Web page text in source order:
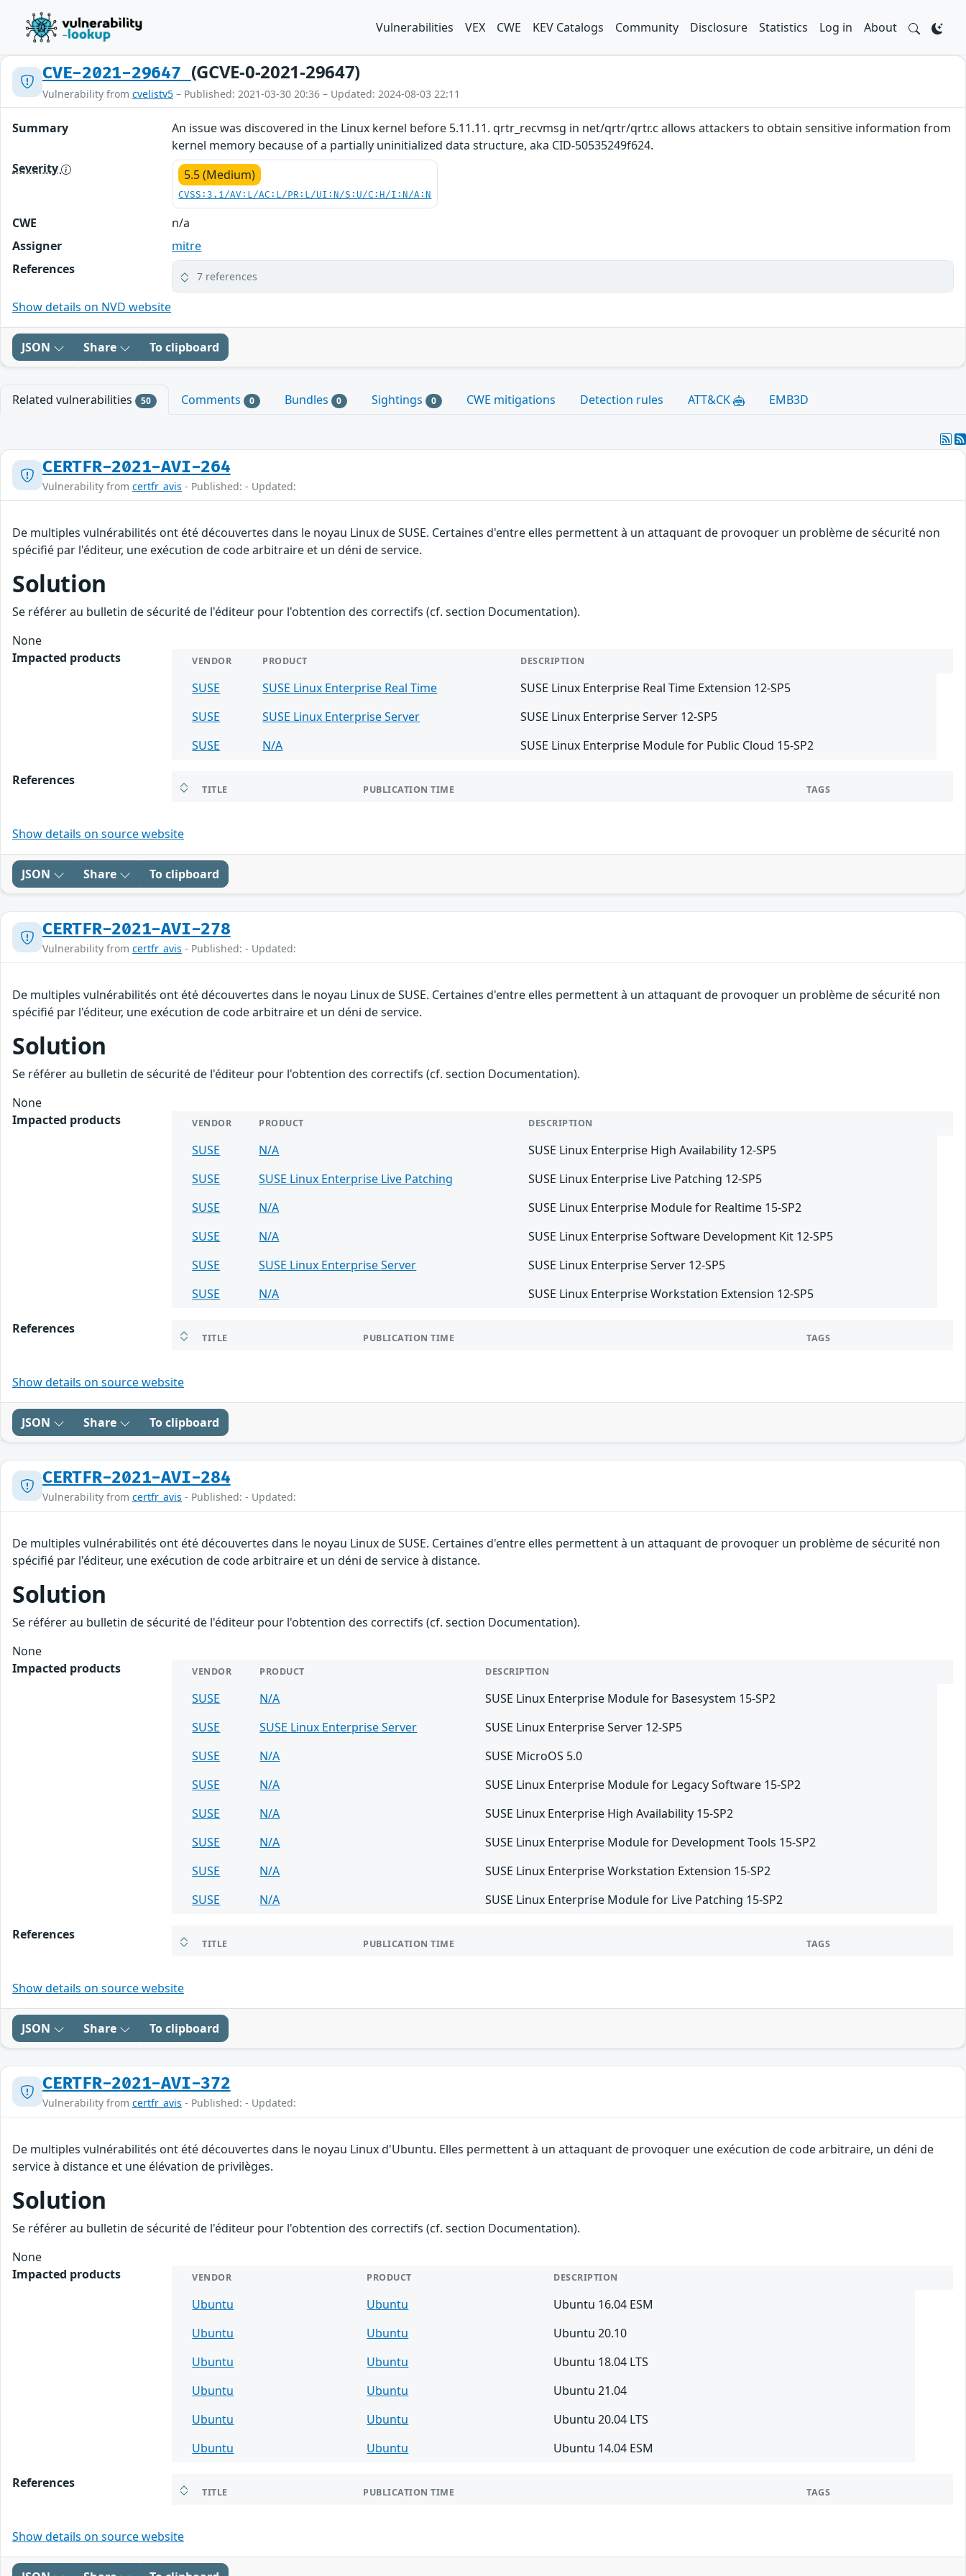
Vulnerabilities VEX CWE KEV Catalogs Community Disclosure Statistics Log in About
CVE-2021-29647 (GCVE-0-2021-29647)
Vulnerability from cvelistv5 – Published: 2021-03-30 20:36 – Updated: 2024-08-03 22:11
Summary
An issue was discovered in the Linux kernel before 5.11.11. qrtr_recvmsg in net/qrtr/qrtr.c allows attackers to obtain sensitive information from
kernel memory because of a partially uninitialized data structure, aka CID-50535249f624.
Severity
5.5 (Medium)
CVSS:3.1/AV:L/AC:L/PR:L/UI:N/S:U/C:H/I:N/A:N
CWE
n/a
Assigner
mitre
References
7 references
Show details on NVD website
JSON Share To clipboard
Related vulnerabilities 50 Comments 0 Bundles 0 Sightings 0 CWE mitigations Detection rules ATT&CK EMB3D
CERTFR-2021-AVI-264
Vulnerability from certfr_avis - Published: - Updated:
De multiples vulnérabilités ont été découvertes dans le noyau Linux de SUSE. Certaines d'entre elles permettent à un attaquant de provoquer un problème de sécurité non
spécifié par l'éditeur, une exécution de code arbitraire et un déni de service.
Solution
Se référer au bulletin de sécurité de l'éditeur pour l'obtention des correctifs (cf. section Documentation).
None
Impacted products
VENDOR PRODUCT DESCRIPTION
SUSE SUSE Linux Enterprise Real Time
SUSE Linux Enterprise Real Time Extension 12-SP5
SUSE
SUSE Linux Enterprise Server
SUSE Linux Enterprise Server 12-SP5
SUSE
N/A SUSE Linux Enterprise Module for Public Cloud 15-SP2
References
TITLE PUBLICATION TIME TAGS
Show details on source website
JSON Share To clipboard
CERTFR-2021-AVI-278
Vulnerability from certfr_avis - Published: - Updated:
De multiples vulnérabilités ont été découvertes dans le noyau Linux de SUSE. Certaines d'entre elles permettent à un attaquant de provoquer un problème de sécurité non
spécifié par l'éditeur, une exécution de code arbitraire et un déni de service.
Solution
Se référer au bulletin de sécurité de l'éditeur pour l'obtention des correctifs (cf. section Documentation).
None
Impacted products
VENDOR PRODUCT DESCRIPTION
SUSE N/A
SUSE Linux Enterprise High Availability 12-SP5
SUSE
SUSE Linux Enterprise Live Patching
SUSE Linux Enterprise Live Patching 12-SP5
SUSE
N/A
SUSE Linux Enterprise Module for Realtime 15-SP2
SUSE
N/A
SUSE Linux Enterprise Software Development Kit 12-SP5
SUSE
SUSE Linux Enterprise Server
SUSE Linux Enterprise Server 12-SP5
SUSE
N/A SUSE Linux Enterprise Workstation Extension 12-SP5
References
TITLE PUBLICATION TIME TAGS
Show details on source website
JSON Share To clipboard
CERTFR-2021-AVI-284
Vulnerability from certfr_avis - Published: - Updated:
De multiples vulnérabilités ont été découvertes dans le noyau Linux de SUSE. Certaines d'entre elles permettent à un attaquant de provoquer un problème de sécurité non
spécifié par l'éditeur, une exécution de code arbitraire et un déni de service à distance.
Solution
Se référer au bulletin de sécurité de l'éditeur pour l'obtention des correctifs (cf. section Documentation).
None
Impacted products
VENDOR PRODUCT DESCRIPTION
SUSE N/A
SUSE Linux Enterprise Module for Basesystem 15-SP2
SUSE
SUSE Linux Enterprise Server
SUSE Linux Enterprise Server 12-SP5
SUSE
N/A
SUSE MicroOS 5.0
SUSE
N/A
SUSE Linux Enterprise Module for Legacy Software 15-SP2
SUSE
N/A
SUSE Linux Enterprise High Availability 15-SP2
SUSE
N/A
SUSE Linux Enterprise Module for Development Tools 15-SP2
SUSE
N/A
SUSE Linux Enterprise Workstation Extension 15-SP2
SUSE
N/A SUSE Linux Enterprise Module for Live Patching 15-SP2
References
TITLE PUBLICATION TIME TAGS
Show details on source website
JSON Share To clipboard
CERTFR-2021-AVI-372
Vulnerability from certfr_avis - Published: - Updated:
De multiples vulnérabilités ont été découvertes dans le noyau Linux d'Ubuntu. Elles permettent à un attaquant de provoquer une exécution de code arbitraire, un déni de
service à distance et une élévation de privilèges.
Solution
Se référer au bulletin de sécurité de l'éditeur pour l'obtention des correctifs (cf. section Documentation).
None
Impacted products
VENDOR PRODUCT DESCRIPTION
Ubuntu Ubuntu
Ubuntu 16.04 ESM
Ubuntu
Ubuntu
Ubuntu 20.10
Ubuntu
Ubuntu
Ubuntu 18.04 LTS
Ubuntu
Ubuntu
Ubuntu 21.04
Ubuntu
Ubuntu
Ubuntu 20.04 LTS
Ubuntu
Ubuntu Ubuntu 14.04 ESM
References
TITLE PUBLICATION TIME TAGS
Show details on source website